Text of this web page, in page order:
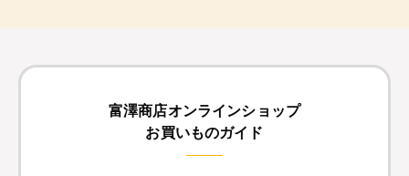
富澤商店オンラインショップ
お買いものガイド